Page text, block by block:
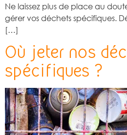
Ne laissez plus de place au
gérer vos déchets spécifiques.
[…]
Où jeter nos
spécifiques ?